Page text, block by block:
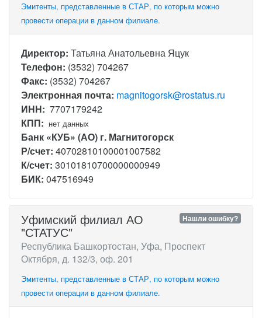
Эмитенты, представленные в СТАР, по которым можно
провести операции в данном филиале.
Директор: Татьяна Анатольевна Яцук
Телефон: (3532) 704267
Факс: (3532) 704267
Электронная почта: magnitogorsk@rostatus.ru
ИНН: 7707179242
КПП: нет данных
Банк «КУБ» (АО) г. Магнитогорск
Р/счет: 40702810100001007582
К/счет: 30101810700000000949
БИК: 047516949
Нашли ошибку?
Уфимский филиал АО
"СТАТУС"
Республика Башкортостан, Уфа, Проспект
Октября, д. 132/3, оф. 201
Эмитенты, представленные в СТАР, по которым можно
провести операции в данном филиале.